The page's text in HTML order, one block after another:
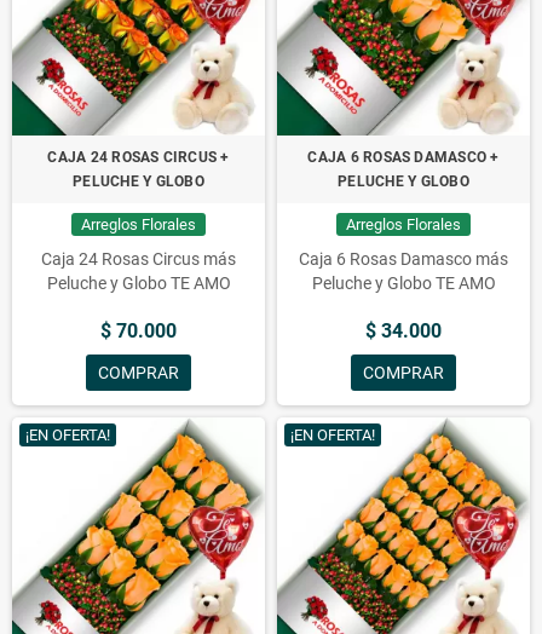
CAJA 24 ROSAS CIRCUS +
PELUCHE Y GLOBO
Arreglos Florales
Caja 24 Rosas Circus más
Peluche y Globo TE AMO
$ 70.000
COMPRAR
CAJA 6 ROSAS DAMASCO +
PELUCHE Y GLOBO
Arreglos Florales
Caja 6 Rosas Damasco más
Peluche y Globo TE AMO
$ 34.000
COMPRAR
¡EN OFERTA! ¡EN OFERTA!